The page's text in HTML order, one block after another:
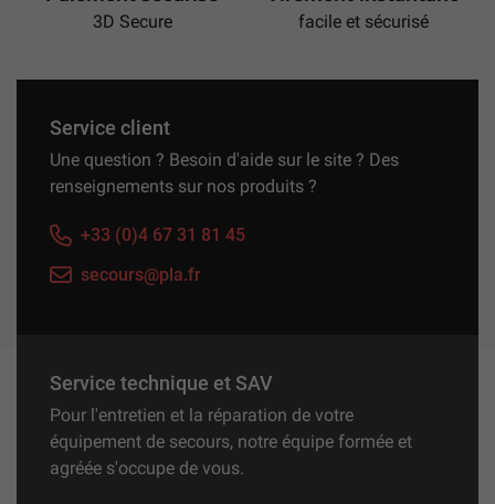
Previous3D Secure
facile et sécurisé
Service client
Une question ? Besoin d'aide sur le site ? Des
renseignements sur nos produits ?
+33 (0)4 67 31 81 45
secours@pla.fr
Service technique et SAV
Pour l'entretien et la réparation de votre
équipement de secours, notre équipe formée et
agréée s'occupe de vous.